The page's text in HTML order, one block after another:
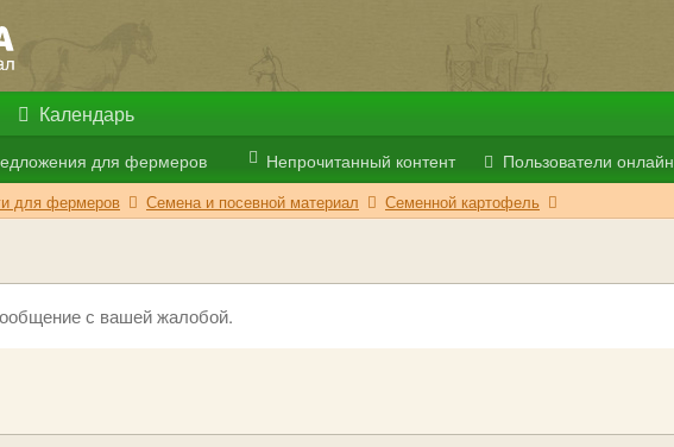
для фермеров Непрочитанный контент Пользователи онлайн
Календарь
для фермеров Семена и посевной материал Семенной картофель
с вашей жалобой.